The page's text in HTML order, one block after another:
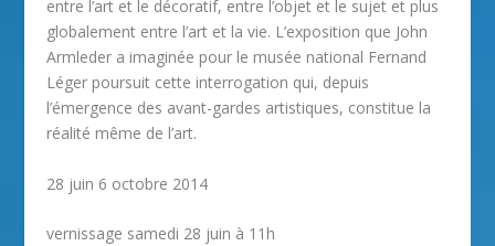
entre l’art et le décoratif, entre l’objet et le sujet et plus
globalement entre l’art et la vie. L’exposition que John
Armleder a imaginée pour le musée national Fernand
Léger poursuit cette interrogation qui, depuis
l’émergence des avant-gardes artistiques, constitue la
réalité même de l’art.
28 juin 6 octobre 2014
vernissage samedi 28 juin à 11h